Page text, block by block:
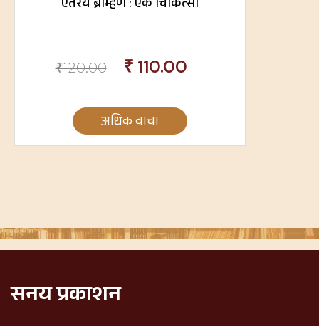
ऐतरेय ब्राम्हण : एक चिकित्सा
₹120.00 ₹ 110.00
अधिक वाचा
सनय प्रकाशन